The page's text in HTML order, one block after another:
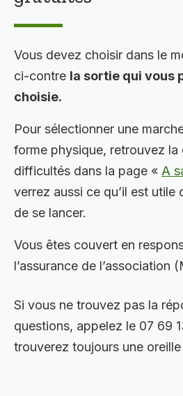
Vous devez choisir dans le
ci-contre la sortie qui vous
choisie.
Pour sélectionner une
forme physique, retrouvez
difficultés dans la page « A
verrez aussi ce qu’il est utile
de se lancer.
Vous êtes couvert en
l’assurance de l’association
Si vous ne trouvez pas la
questions, appelez le 07 69
trouverez toujours une